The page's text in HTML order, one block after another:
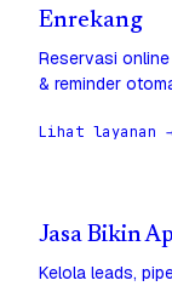
Enrekang
Reservasi
& reminder
Lihat layanan
Jasa Bikin
Kelola leads,